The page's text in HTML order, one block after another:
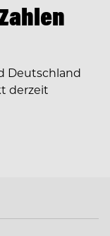
Deutschland
derzeit